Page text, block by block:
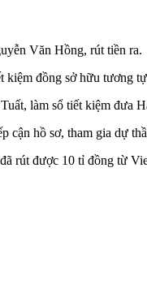
Văn Hồng, rút tiền ra.
kiệm đồng sở hữu tương
làm sổ tiết kiệm đưa
hồ sơ, tham gia dự
rút được 10 tỉ đồng từ